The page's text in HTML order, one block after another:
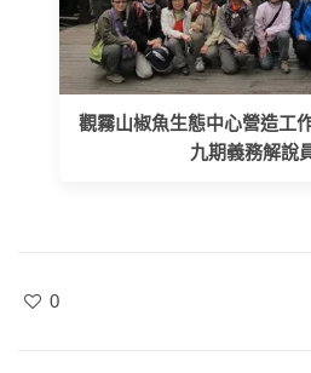
觀霧山椒魚生態中心營造工
九期義務解說
0